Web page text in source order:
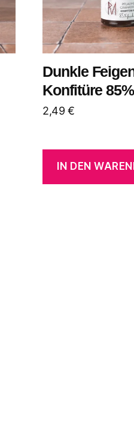
Dunkle
Konfitüre
2,49€
IN DEN